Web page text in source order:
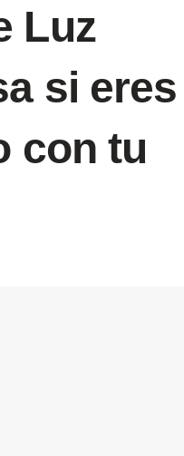
Luz
si eres
con tu